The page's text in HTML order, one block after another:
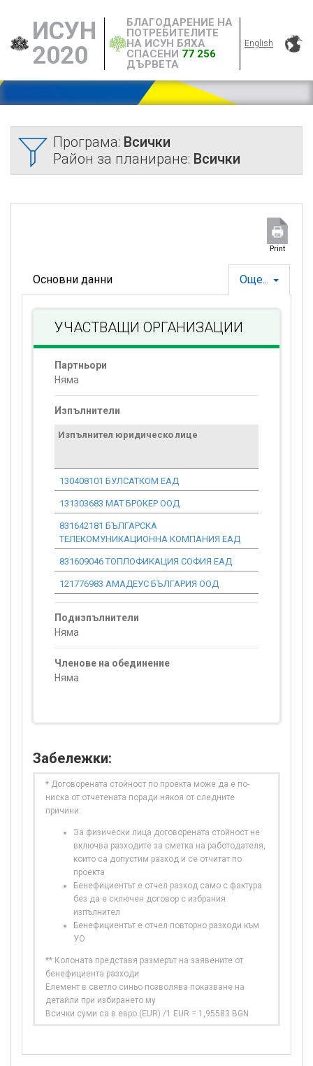
ИСУН
2020
БЛАГОДАРЕНИЕ НА
ПОТРЕБИТЕЛИТЕ
НА ИСУН БЯХА
СПАСЕНИ 77 256
ДЪРВЕТА
English
Програма: Всички
Район за планиране: Всички
Print
Още...
Основни данни
УЧАСТВАЩИ ОРГАНИЗАЦИИ
Партньори
Няма
Изпълнители
Изпълнител юридическо лице
130408101 БУЛСАТКОМ ЕАД
131303683 МАТ БРОКЕР ООД
831642181 БЪЛГАРСКА
ТЕЛЕКОМУНИКАЦИОННА КОМПАНИЯ ЕАД
831609046 ТОПЛОФИКАЦИЯ СОФИЯ ЕАД
121776983 АМАДЕУС БЪЛГАРИЯ ООД
Подизпълнители
Няма
Членове на обединение
Няма
Забележки:
* Договорената стойност по проекта може да е по-
ниска от отчетената поради някоя от следните
причини:
За физически лица договорената стойност не
включва разходите за сметка на работодателя,
които са допустим разход и се отчитат по
проекта
Бенефициентът е отчел разход само с фактура
без да е сключен договор с избрания
изпълнител
Бенефициентът е отчел повторно разходи към
УО
** Колоната представя размерът на заявените от
бенефициента разходи
Елемент в светло синьо позволява показване на
детайли при избирането му
Всички суми са в евро (EUR) /1 EUR = 1,95583 BGN